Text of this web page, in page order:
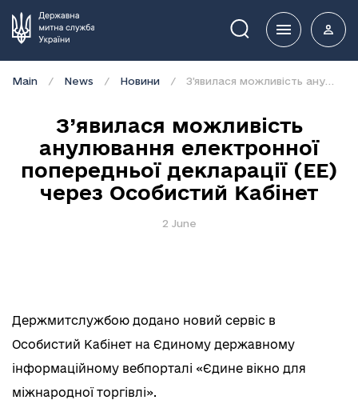
Пошук
Main News Новини
З’явилася можливість
анулювання електронної
попередньої декларації (ЕЕ)
через Особистий Кабінет
2 June
Держмитслужбою додано новий сервіс в
Особистий Кабінет на Єдиному державному
інформаційному вебпорталі «Єдине вікно для
міжнародної торгівлі».